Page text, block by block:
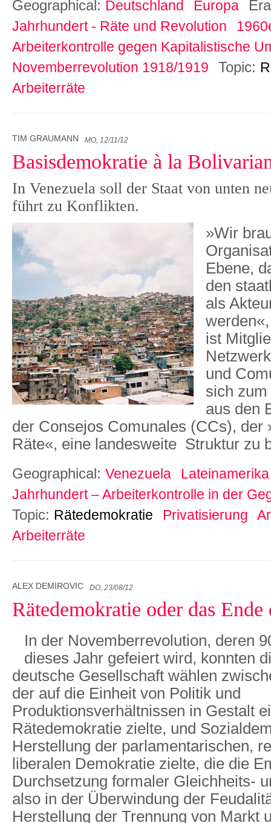
Geographical: Deutschland Europa
Jahrhundert - Räte und Revolution
Arbeiterkontrolle gegen Kapitalistische
Novemberrevolution 1918/1919
Topic:
Arbeiterräte
TIM GRAUMANN MO, 12/11/12
Basisdemokratie à la
In Venezuela soll der Staat von unten
führt zu Konflikten.
»Wir
Ebene,
den
als
ist
und
sich
aus den
der Consejos Comunales (CCs), der
Räte«, eine landesweite Struktur zu
Geographical: Venezuela
Lateinamerika
Jahrhundert – Arbeiterkontrolle in der
Topic: Rätedemokratie Privatisierung
Arbeiterräte
ALEX DEMIROVIC DO, 23/08/12
Rätedemokratie oder das
In der Novemberrevolution, deren
dieses Jahr gefeiert wird, konnten
deutsche Gesellschaft wählen
der auf die Einheit von Politik und
Produktionsverhältnissen in Gestalt
Rätedemokratie zielte, und
Herstellung der parlamentarischen,
liberalen Demokratie zielte, die die
Durchsetzung formaler Gleichheits‐
also in der Überwindung der
Herstellung der Trennung von Markt